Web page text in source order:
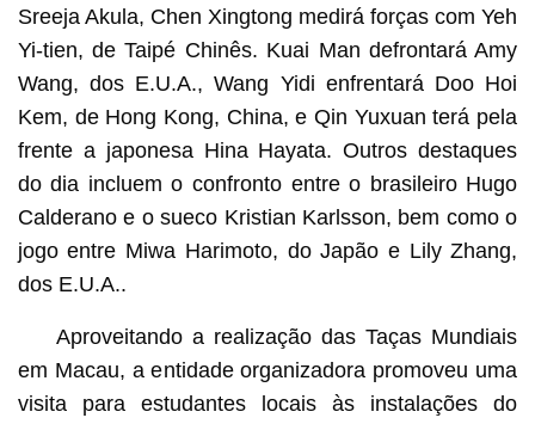
Sreeja Akula, Chen Xingtong medirá forças com Yeh
Yi-tien, de Taipé Chinês. Kuai Man defrontará Amy
Wang, dos E.U.A., Wang Yidi enfrentará Doo Hoi
Kem, de Hong Kong, China, e Qin Yuxuan terá pela
frente a japonesa Hina Hayata. Outros destaques
do dia incluem o confronto entre o brasileiro Hugo
Calderano e o sueco Kristian Karlsson, bem como o
jogo entre Miwa Harimoto, do Japão e Lily Zhang,
dos E.U.A..
Aproveitando a realização das Taças Mundiais
em Macau, a entidade organizadora promoveu uma
visita para estudantes locais às instalações do